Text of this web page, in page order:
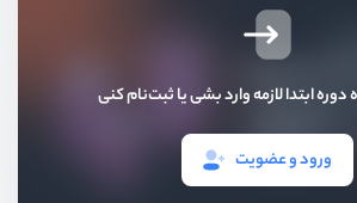
ابتدا لازمه وارد بشی یا ثبت‌نام کنی
ورود و عضویت